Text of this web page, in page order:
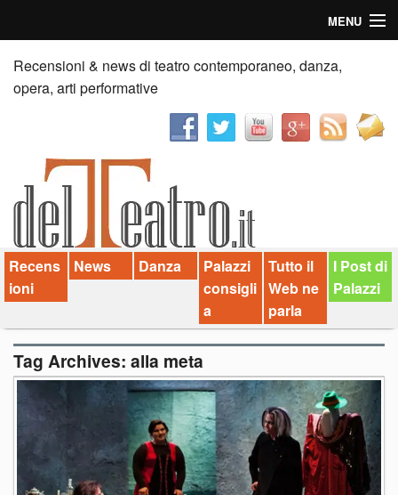
MENU
Home
Recensioni
News
Palazzi consiglia
Video
Chi siamo
Contatti
dT in English
Recensioni & news di teatro contemporaneo, danza,
opera, arti performative
Recens
ioni
News Danza
Palazzi
consigli
a
Tutto il
Web ne
parla
I Post di
Palazzi
Tag Archives: alla meta